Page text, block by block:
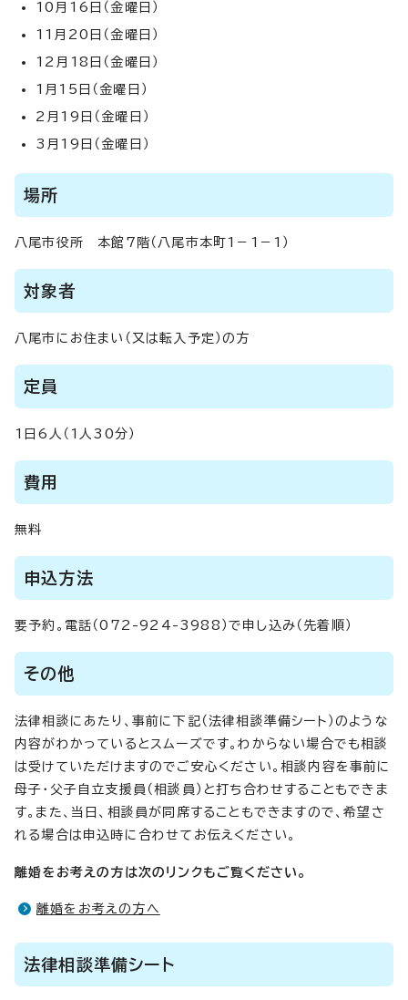
10月16日（金曜日）
11月20日（金曜日）
12月18日（金曜日）
1月15日（金曜日）
2月19日（金曜日）
3月19日（金曜日）
場所
八尾市役所 本館7階（八尾市本町1－1－1）
対象者
八尾市にお住まい（又は転入予定）の方
定員
1日6人（1人30分）
費用
無料
申込方法
要予約。電話（072-924-3988）で申し込み（先着順）
その他
法律相談にあたり、事前に下記（法律相談準備シート）のような
内容がわかっているとスムーズです。わからない場合でも相談
は受けていただけますのでご安心ください。相談内容を事前に
母子・父子自立支援員（相談員）と打ち合わせすることもできま
す。また、当日、相談員が同席することもできますので、希望さ
れる場合は申込時に合わせてお伝えください。
離婚をお考えの方は次のリンクもご覧ください。
離婚をお考えの方へ
法律相談準備シート